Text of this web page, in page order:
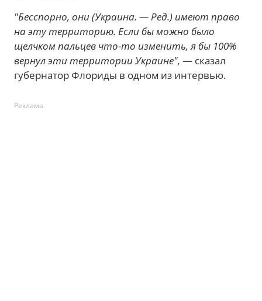
"Бесспорно, они (Украина. — Ред.) имеют право
на эту территорию. Если бы можно было
щелчком пальцев что-то изменить, я бы 100%
вернул эти территории Украине", — сказал
губернатор Флориды в одном из интервью.
Реклама